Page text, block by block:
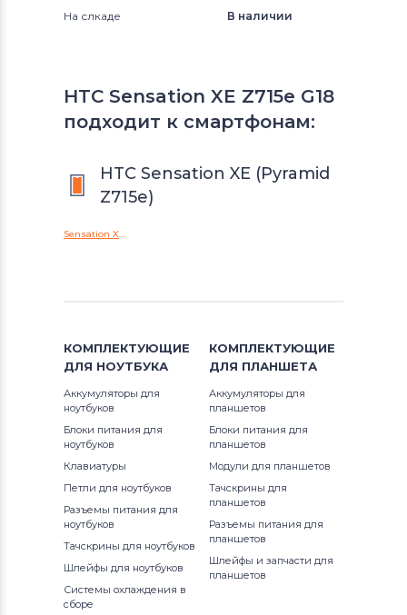
На слкаде В наличии
HTC Sensation XE Z715e G18
подходит к смартфонам:
HTC Sensation XE (Pyramid
Z715e)
Sensation XE (Pyramid Z715e)
КОМПЛЕКТУЮЩИЕ
ДЛЯ НОУТБУКА
Аккумуляторы для
ноутбуков
Блоки питания для
ноутбуков
Клавиатуры
Петли для ноутбуков
Разъемы питания для
ноутбуков
Тачскрины для ноутбуков
Шлейфы для ноутбуков
Системы охлаждения в
сборе
КОМПЛЕКТУЮЩИЕ
ДЛЯ ПЛАНШЕТА
Аккумуляторы для
планшетов
Блоки питания для
планшетов
Модули для планшетов
Тачскрины для
планшетов
Разъемы питания для
планшетов
Шлейфы и запчасти для
планшетов